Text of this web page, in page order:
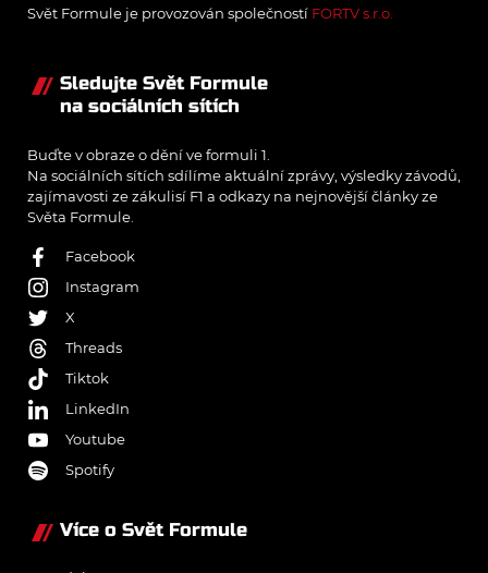
Svět Formule je provozován společností FORTV s.r.o.
Sledujte Svět Formule
na sociálních sítích
Buďte v obraze o dění ve formuli 1.
Na sociálních sítích sdílíme aktuální zprávy, výsledky závodů,
zajímavosti ze zákulisí F1 a odkazy na nejnovější články ze
Světa Formule.
Facebook
Instagram
X
Threads
Tiktok
LinkedIn
Youtube
Spotify
Více o Svět Formule